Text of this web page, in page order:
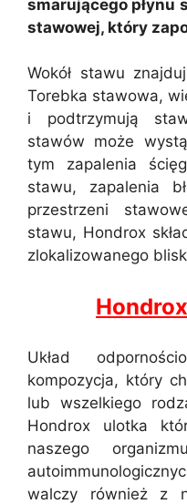
smarującego płynu
stawowej, który
Wokół stawu
Torebka stawowa,
i podtrzymują
stawów może
tym zapalenia
stawu, zapalenia
przestrzeni
stawu, Hondrox
zlokalizowanego
Układ
kompozycja, który
lub wszelkiego
Hondrox ulotka
naszego
walczy również z